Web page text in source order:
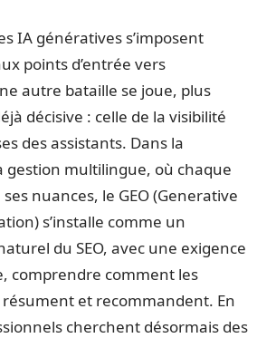
IA génératives s’imposent
points d’entrée vers
autre bataille se joue, plus
décisive : celle de la visibilité
des assistants. Dans la
gestion multilingue, où chaque
nuances, le GEO (Generative
s’installe comme un
du SEO, avec une exigence
comprendre comment les
et recommandent. En
cherchent désormais des